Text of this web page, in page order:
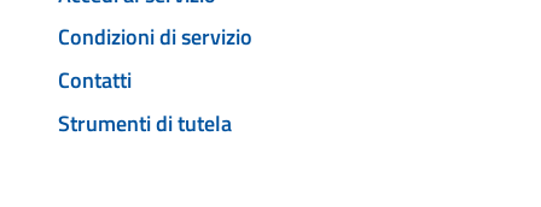
Condizioni di servizio
Contatti
Strumenti di tutela